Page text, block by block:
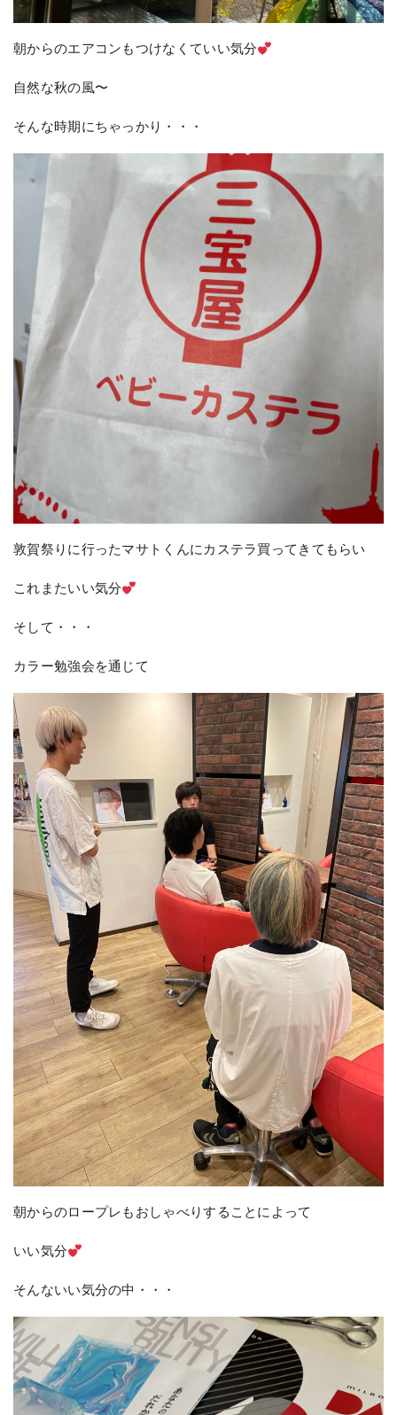
朝からのエアコンもつけなくていい気分
自然な秋の風〜
そんな時期にちゃっかり・・・
敦賀祭りに行ったマサトくんにカステラ買ってきてもらい
これまたいい気分
そして・・・
カラー勉強会を通じて
朝からのロープレもおしゃべりすることによって
いい気分
そんないい気分の中・・・